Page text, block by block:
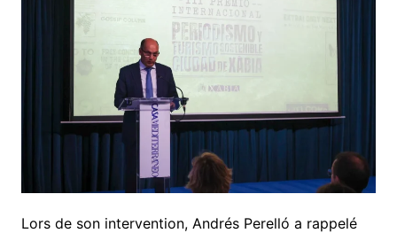
Lors de son intervention, Andrés Perelló a rappelé